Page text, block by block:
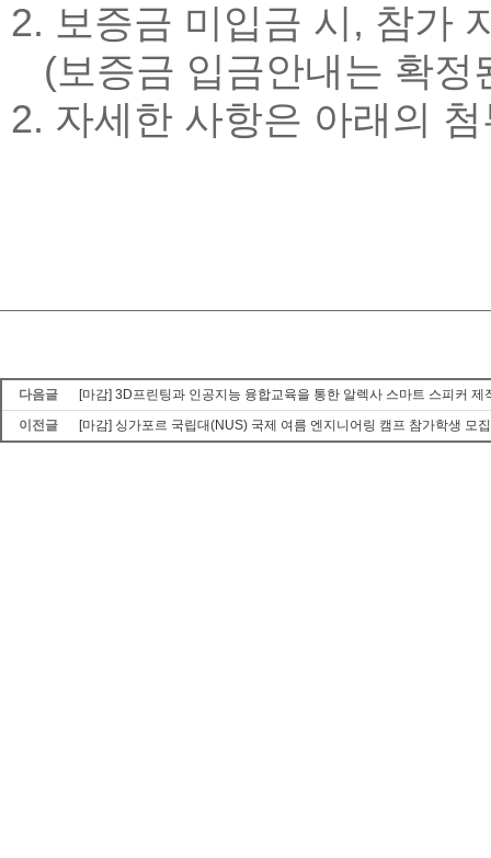
2. 보증금 미입금 시, 참가
(보증금 입금안내는 확정
2. 자세한 사항은 아래의
다음글
[마감] 3D프린팅과 인공지능 융합교육을 통한 알렉사 스마트 스피커 제
이전글
[마감] 싱가포르 국립대(NUS) 국제 여름 엔지니어링 캠프 참가학생 모